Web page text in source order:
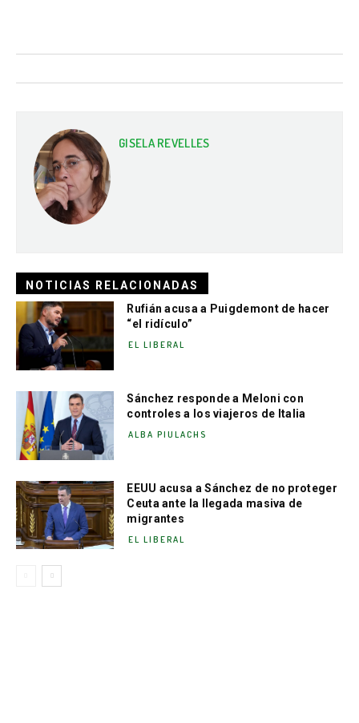
GISELA REVELLES
NOTICIAS RELACIONADAS
Rufián acusa a Puigdemont de hacer
“el ridículo”
EL LIBERAL
Sánchez responde a Meloni con
controles a los viajeros de Italia
ALBA PIULACHS
EEUU acusa a Sánchez de no proteger
Ceuta ante la llegada masiva de
migrantes
EL LIBERAL